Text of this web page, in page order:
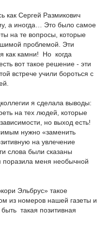
как Сергей Размикович
а иногда… Это было самое
на те вопросы, которые
проблемой. Эти
как камни! Но когда
вот такое решение - эти
встрече учили бороться с
я сделала выводы:
на тех людей, которые
но выход есть!
нужно «заменить
на увлечение
слова были сказаны
поразила меня необычной
Эльбрус» такое
из номеров нашей газеты и
такая позитивная